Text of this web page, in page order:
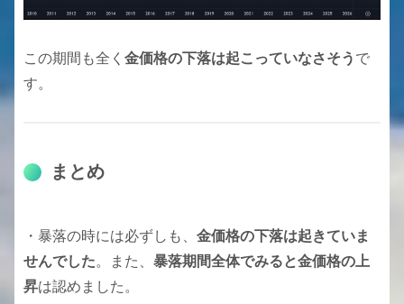
この期間も全く 金価格の下落は起こっていなさそう で
す。
まとめ
・暴落の時には必ずしも、 金価格の下落は起きていま
せんでした。また、 暴落期間全体でみると金価格の上
昇は認めました。